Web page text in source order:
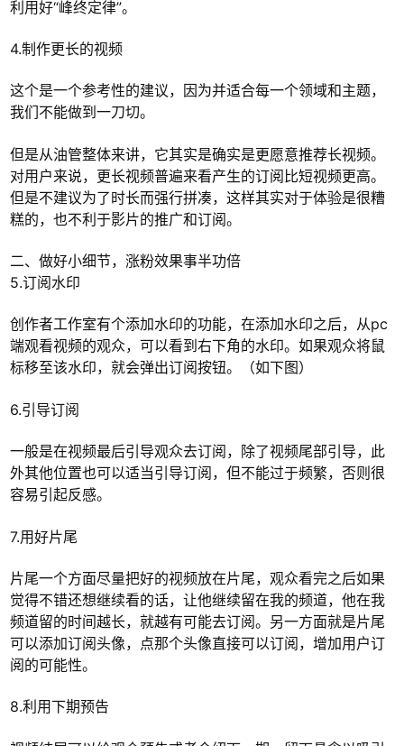
利用好“峰终定律”。
4.制作更长的视频
这个是一个参考性的建议，因为并适合每一个领域和主题，
我们不能做到一刀切。
但是从油管整体来讲，它其实是确实是更愿意推荐长视频。
对用户来说，更长视频普遍来看产生的订阅比短视频更高。
但是不建议为了时长而强行拼凑，这样其实对于体验是很糟
糕的，也不利于影片的推广和订阅。
二、做好小细节，涨粉效果事半功倍
5.订阅水印
创作者工作室有个添加水印的功能，在添加水印之后，从pc
端观看视频的观众，可以看到右下角的水印。如果观众将鼠
标移至该水印，就会弹出订阅按钮。（如下图）
6.引导订阅
一般是在视频最后引导观众去订阅，除了视频尾部引导，此
外其他位置也可以适当引导订阅，但不能过于频繁，否则很
容易引起反感。
7.用好片尾
片尾一个方面尽量把好的视频放在片尾，观众看完之后如果
觉得不错还想继续看的话，让他继续留在我的频道，他在我
频道留的时间越长，就越有可能去订阅。另一方面就是片尾
可以添加订阅头像，点那个头像直接可以订阅，增加用户订
阅的可能性。
8.利用下期预告